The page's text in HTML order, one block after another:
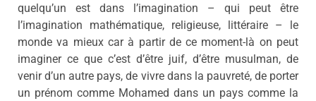
quelqu’un est dans l’imagination – qui peut être
l’imagination mathématique, religieuse, littéraire – le
monde va mieux car à partir de ce moment-là on peut
imaginer ce que c’est d’être juif, d’être musulman, de
venir d’un autre pays, de vivre dans la pauvreté, de porter
un prénom comme Mohamed dans un pays comme la